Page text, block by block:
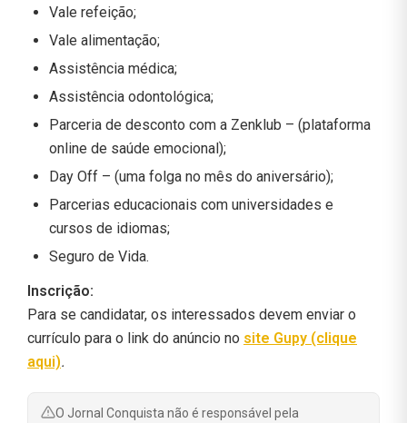
Vale refeição;
Vale alimentação;
Assistência médica;
Assistência odontológica;
Parceria de desconto com a Zenklub – (plataforma
online de saúde emocional);
Day Off – (uma folga no mês do aniversário);
Parcerias educacionais com universidades e
cursos de idiomas;
Seguro de Vida.
Inscrição:
Para se candidatar, os interessados devem enviar o
currículo para o link do anúncio no site Gupy (clique
aqui).
O Jornal Conquista não é responsável pela